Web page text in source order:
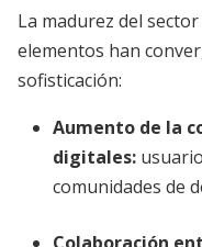
La madurez del
elementos han
sofisticación:
Aumento de la
digitales:
comunidades de